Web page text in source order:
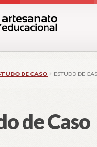
DE CASO ESTUDO DE
de Caso